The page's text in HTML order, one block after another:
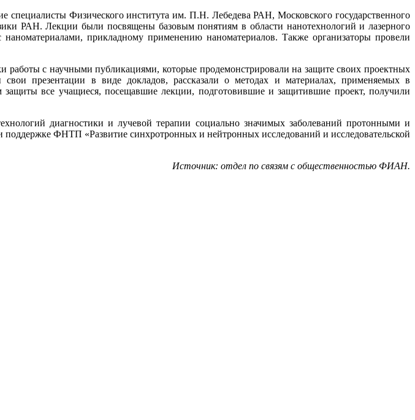
Физического института им. П.Н. Лебедева РАН, Московского государственного
РАН. Лекции были посвящены базовым понятиям в области нанотехнологий и лазерного
прикладному применению наноматериалов. Также организаторы провели
работы с научными публикациями, которые продемонстрировали на защите своих проектных
презентации в виде докладов, рассказали о методах и материалах, применяемых в
защиты все учащиеся, посещавшие лекции, подготовившие и защитившие проект, получили
диагностики и лучевой терапии социально значимых заболеваний протонными и
ФНТП «Развитие синхротронных и нейтронных исследований и исследовательской
Источник: отдел по связям с общественностью ФИАН.